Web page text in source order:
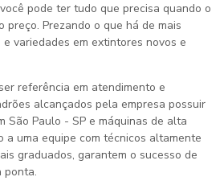
pode ter tudo que precisa quando o
preço. Prezando o que há de mais
variedades em extintores novos e
referência em atendimento e
alcançados pela empresa possuir
São Paulo - SP e máquinas de alta
a uma equipe com técnicos altamente
graduados, garantem o sucesso de
ponta.